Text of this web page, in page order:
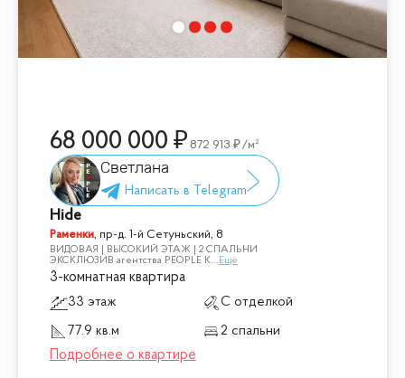
68 000 000 872 913 /м²
Светлана
Hide
Раменки, пр-д. 1-й Сетуньский, 8
ВИДОВАЯ | ВЫСОКИЙ ЭТАЖ | 2 СПАЛЬНИ
ЭКСКЛЮЗИВ агентства PEOPLE К... Ещё
3-комнатная квартира
33 этаж
С отделкой
77.9 кв.м
2 спальни